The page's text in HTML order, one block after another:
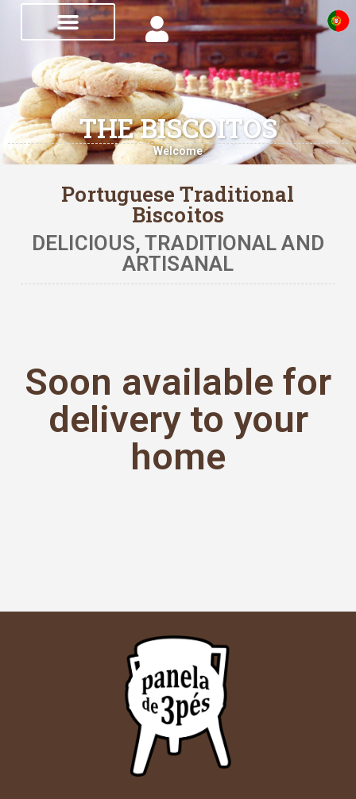
THE BISCOITOS
Welcome
Portuguese Traditional
Biscoitos
DELICIOUS, TRADITIONAL AND
ARTISANAL
Soon available for
delivery to your
home